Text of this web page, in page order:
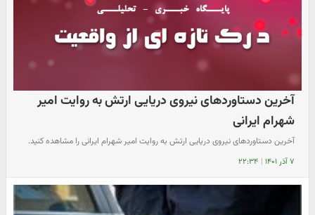
آخرین دستاوردهای نیروی دریایی ارتش به روایت امیر
شهرام ایرانی
آخرین دستاوردهای نیروی دریایی ارتش به روایت امیر شهرام ایرانی را مشاهده کنید.
۷ آذر ۱۴۰۱ | ۲۲:۳۴